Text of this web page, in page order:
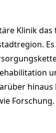
Klinik
hinaus
Forschung.